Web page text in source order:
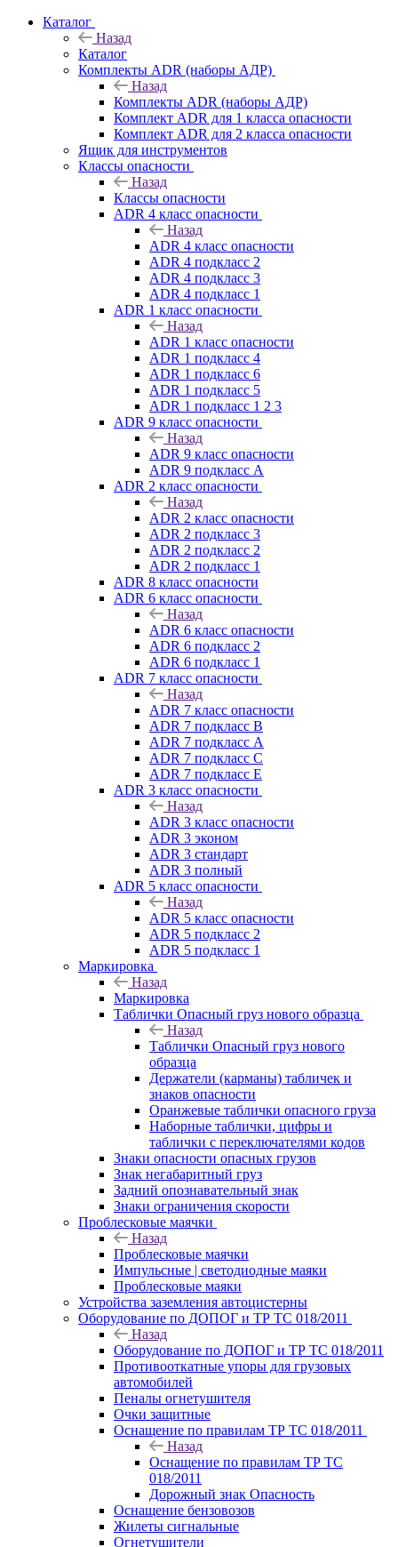
Каталог
Назад
Каталог
Комплекты ADR (наборы АДР)
Назад
Комплекты ADR (наборы АДР)
Комплект ADR для 1 класса опасности
Комплект ADR для 2 класса опасности
Ящик для инструментов
Классы опасности
Назад
Классы опасности
ADR 4 класс опасности
Назад
ADR 4 класс опасности
ADR 4 подкласс 2
ADR 4 подкласс 3
ADR 4 подкласс 1
ADR 1 класс опасности
Назад
ADR 1 класс опасности
ADR 1 подкласс 4
ADR 1 подкласс 6
ADR 1 подкласс 5
ADR 1 подкласс 1 2 3
ADR 9 класс опасности
Назад
ADR 9 класс опасности
ADR 9 подкласс A
ADR 2 класс опасности
Назад
ADR 2 класс опасности
ADR 2 подкласс 3
ADR 2 подкласс 2
ADR 2 подкласс 1
ADR 8 класс опасности
ADR 6 класс опасности
Назад
ADR 6 класс опасности
ADR 6 подкласс 2
ADR 6 подкласс 1
ADR 7 класс опасности
Назад
ADR 7 класс опасности
ADR 7 подкласс B
ADR 7 подкласс A
ADR 7 подкласс C
ADR 7 подкласс E
ADR 3 класс опасности
Назад
ADR 3 класс опасности
ADR 3 эконом
ADR 3 стандарт
ADR 3 полный
ADR 5 класс опасности
Назад
ADR 5 класс опасности
ADR 5 подкласс 2
ADR 5 подкласс 1
Маркировка
Назад
Маркировка
Таблички Опасный груз нового образца
Назад
Таблички Опасный груз нового
образца
Держатели (карманы) табличек и
знаков опасности
Оранжевые таблички опасного груза
Наборные таблички, цифры и
таблички с переключателями кодов
Знаки опасности опасных грузов
Знак негабаритный груз
Задний опознавательный знак
Знаки ограничения скорости
Проблесковые маячки
Назад
Проблесковые маячки
Импульсные | светодиодные маяки
Проблесковые маяки
Устройства заземления автоцистерны
Оборудование по ДОПОГ и ТР ТС 018/2011
Назад
Оборудование по ДОПОГ и ТР ТС 018/2011
Противооткатные упоры для грузовых
автомобилей
Пеналы огнетушителя
Очки защитные
Оснащение по правилам ТР ТС 018/2011
Назад
Оснащение по правилам ТР ТС
018/2011
Дорожный знак Опасность
Оснащение бензовозов
Жилеты сигнальные
Огнетушители